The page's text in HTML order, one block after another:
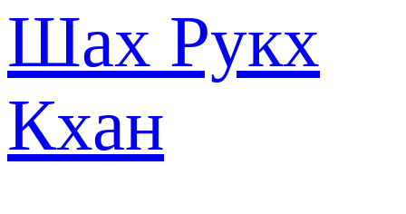
Шах Рукх
Кхан